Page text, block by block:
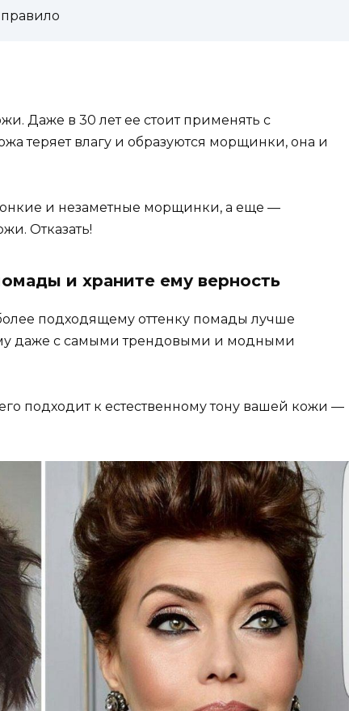
Даже в 30 лет ее стоит применять с
теряет влагу и образуются морщинки, она и
и незаметные морщинки, а еще —
Отказать!
и храните ему верность
подходящему оттенку помады лучше
даже с самыми трендовыми и модными
подходит к естественному тону вашей кожи —